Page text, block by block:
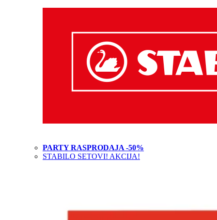
PARTY RASPRODAJA -50%
STABILO SETOVI! AKCIJA!